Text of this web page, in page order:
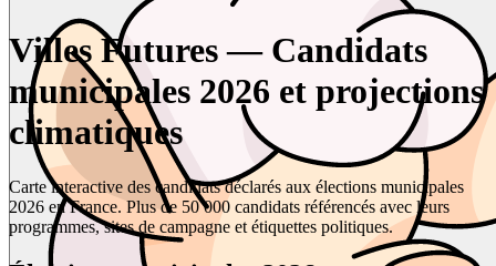
Villes Futures — Candidats
municipales 2026 et projections
climatiques
Carte interactive des candidats déclarés aux élections municipales
2026 en France. Plus de 50 000 candidats référencés avec leurs
programmes, sites de campagne et étiquettes politiques.